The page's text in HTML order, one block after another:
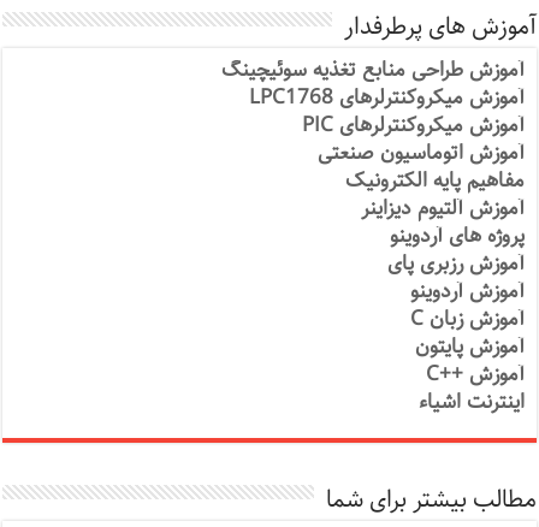
آموزش های پرطرفدار
آموزش طراحی منابع تغذیه سوئیچینگ
آموزش میکروکنترلرهای LPC1768
آموزش میکروکنترلرهای PIC
آموزش اتوماسیون صنعتی
مفاهیم پایه الکترونیک
آموزش آلتیوم دیزاینر
پروژه های آردوینو
آموزش رزبری پای
آموزش آردوینو
آموزش زبان C
آموزش پایتون
آموزش ++C
اینترنت اشیاء
مطالب بیشتر برای شما